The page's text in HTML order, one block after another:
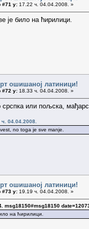
#71 у: 17.22 ч. 04.04.2008. »
је било на ћирилици.
ошишаној латиници!
#72 у: 18.33 ч. 04.04.2008. »
или пољска,
04.04.2008.
no toga je sve manje.
ошишаној латиници!
#73 у: 19.19 ч. 04.04.2008. »
msg18150#msg18150
на ћирилици.